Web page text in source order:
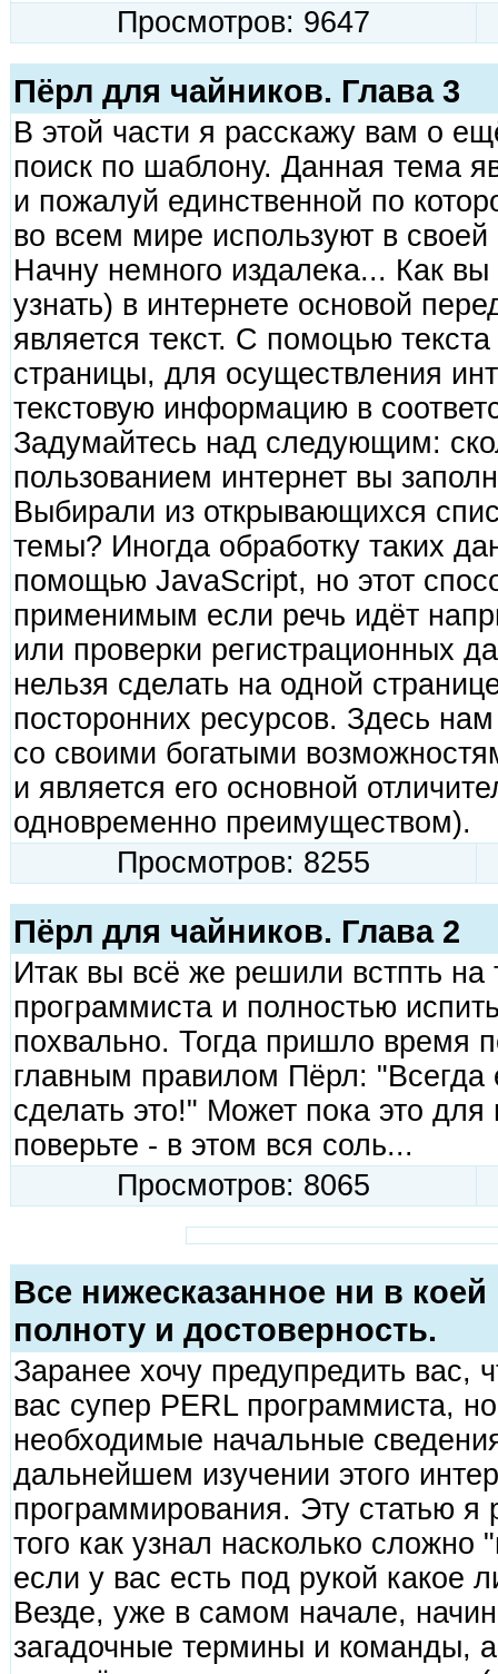
Просмотров: 9647
Пёрл для чайников. Глава 3
В этой части я расскажу вам о
поиск по шаблону. Данная тема
и пожалуй единственной по
во всем мире используют в
Начну немного издалека... Как
узнать) в интернете основой
является текст. С помоцью
страницы, для осуществления
текстовую информацию в
Задумайтесь над следующим:
пользованием интернет вы
Выбирали из открывающихся
темы? Иногда обработку таких
помощью JavaScript, но этот
применимым если речь идёт
или проверки регистрационных
нельзя сделать на одной
посторонних ресурсов. Здесь
со своими богатыми
и является его основной
одновременно преимуществом).
Просмотров: 8255
Пёрл для чайников. Глава 2
Итак вы всё же решили встпть на
программиста и полностью
похвально. Тогда пришло время
главным правилом Пёрл: "Всегда
сделать это!" Может пока это для
поверьте - в этом вся соль...
Просмотров: 8065
Все нижесказанное ни в
полноту и достоверность.
Заранее хочу предупредить вас,
вас супер PERL программиста,
необходимые начальные
дальнейшем изучении этого
программирования. Эту статью я
того как узнал насколько сложно
если у вас есть под рукой какое
Везде, уже в самом начале,
загадочные термины и команды,